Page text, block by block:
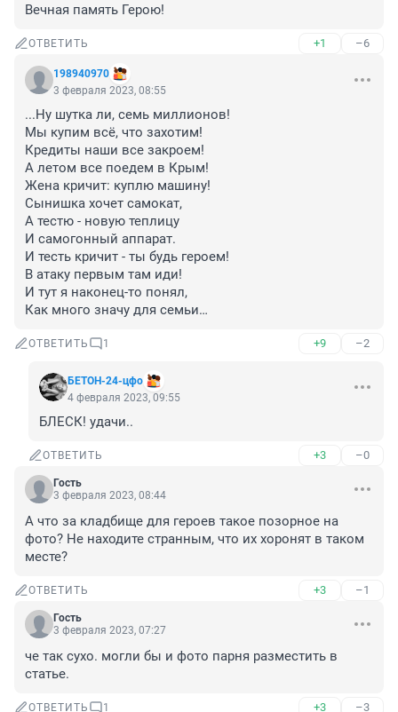
Вечная память Герою!
ОТВЕТИТЬ +1 –6
198940970
3 февраля 2023, 08:55
...Ну шутка ли, семь миллионов!
Мы купим всё, что захотим!
Кредиты наши все закроем!
А летом все поедем в Крым!
Жена кричит: куплю машину!
Сынишка хочет самокат,
А тестю - новую теплицу
И самогонный аппарат.
И тесть кричит - ты будь героем!
В атаку первым там иди!
И тут я наконец-то понял,
Как много значу для семьи…
ОТВЕТИТЬ 1 +9 –2
БЕТОН-24-цфо
4 февраля 2023, 09:55
БЛЕСК! удачи..
ОТВЕТИТЬ +3 –0
Гость
3 февраля 2023, 08:44
А что за кладбище для героев такое позорное на
фото? Не находите странным, что их хоронят в таком
месте?
ОТВЕТИТЬ +3 –1
Гость
3 февраля 2023, 07:27
че так сухо. могли бы и фото парня разместить в
статье.
ОТВЕТИТЬ 1 +3 –3